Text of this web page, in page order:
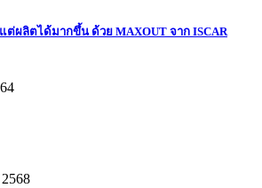
ต่ผลิตได้มากขึ้น ด้วย MAXOUT จาก ISCAR